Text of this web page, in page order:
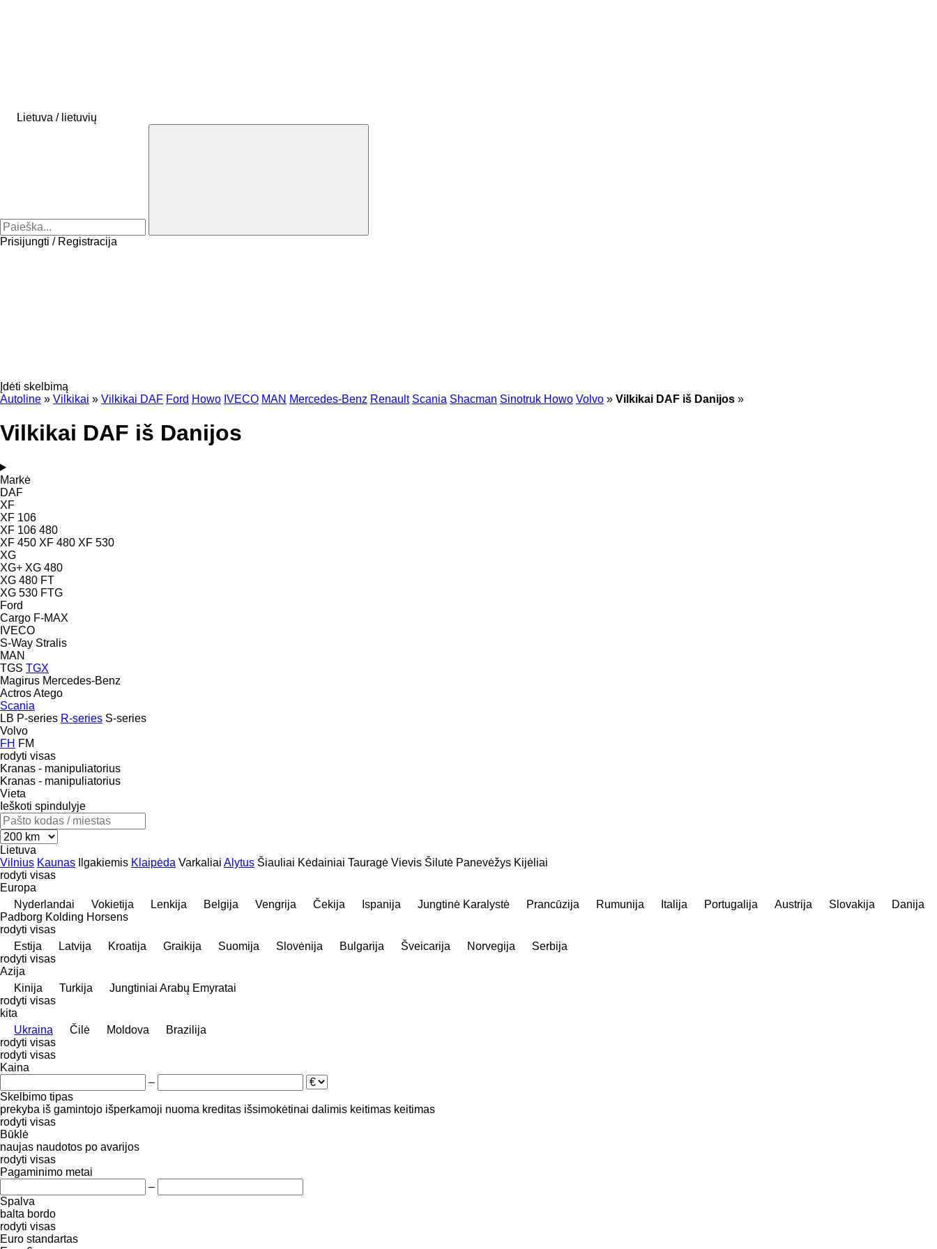
Lietuva / lietuvių
Prisijungti / Registracija
Įdėti skelbimą
Autoline » Vilkikai » Vilkikai DAF Ford Howo IVECO MAN Mercedes-Benz Renault Scania Shacman Sinotruk Howo Volvo » Vilkikai DAF iš Danijos »
Vilkikai DAF iš Danijos
Markė
DAF
XF
XF 106
XF 106 480
XF 450 XF 480 XF 530
XG
XG+ XG 480
XG 480 FT
XG 530 FTG
Ford
Cargo F-MAX
IVECO
S-Way Stralis
MAN
TGS TGX
Magirus Mercedes-Benz
ActrosAtego
Scania
LB P-series R-series S-series
Volvo
FH FM
rodyti visas
Kranas - manipuliatorius
Kranas - manipuliatorius
Vieta
Ieškoti spindulyje
Lietuva
Vilnius Kaunas Ilgakiemis Klaipėda Varkaliai Alytus Šiauliai Kėdainiai Tauragė Vievis Šilutė Panevėžys Kijėliai
rodyti visas
Europa
Nyderlandai
Vokietija Lenkija Belgija Vengrija Čekija Ispanija Jungtinė Karalystė Prancūzija Rumunija Italija Portugalija Austrija Slovakija
Danija
Padborg Kolding Horsens
rodyti visas
Estija
Latvija Kroatija Graikija Suomija Slovėnija Bulgarija Šveicarija Norvegija
Serbija
rodyti visas
Azija
Kinija
Turkija
Jungtiniai Arabų Emyratai
rodyti visas
kita
Ukraina
Čilė Moldova
Brazilija
rodyti visas
rodyti visas
Kaina
–
Skelbimo tipas
prekyba iš gamintojo išperkamoji nuoma kreditas išsimokėtinai dalimis keitimas keitimas
rodyti visas
Būklė
naujas naudotos po avarijos
rodyti visas
Pagaminimo metai
–
Spalva
balta bordo
rodyti visas
Euro standartas